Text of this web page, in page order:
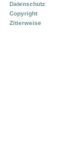
Datenschutz
Copyright
Zitierweise